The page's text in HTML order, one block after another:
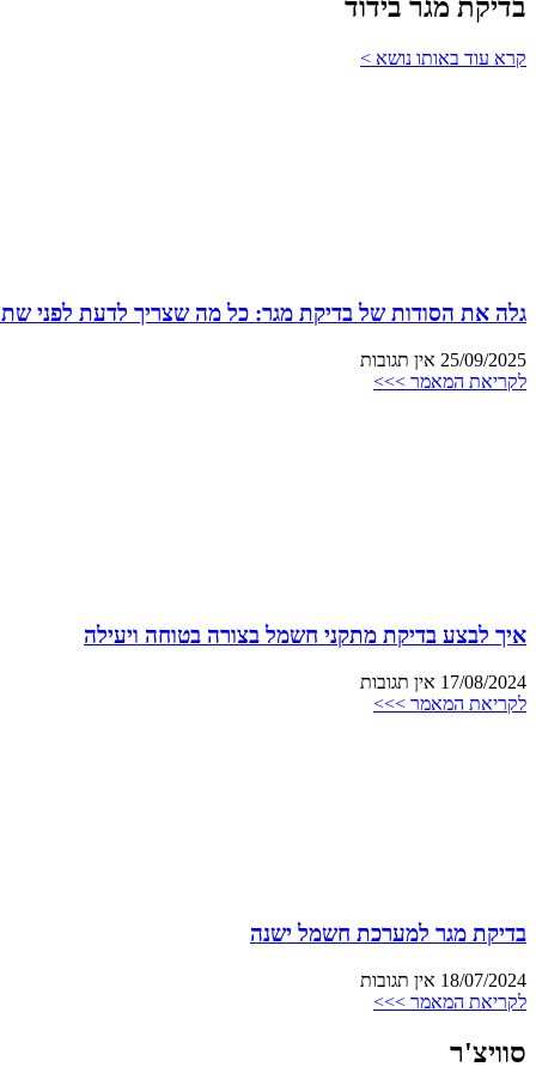
בדיקת מגר בידוד
קרא עוד באותו נושא >
גלה את הסודות של בדיקת מגר: כל מה שצריך לדעת לפני
25/09/2025 אין תגובות
לקריאת המאמר >>>
איך לבצע בדיקת מתקני חשמל בצורה בטוחה ויעילה
17/08/2024 אין תגובות
לקריאת המאמר >>>
בדיקת מגר למערכת חשמל ישנה
18/07/2024 אין תגובות
לקריאת המאמר >>>
סוויצ'ר